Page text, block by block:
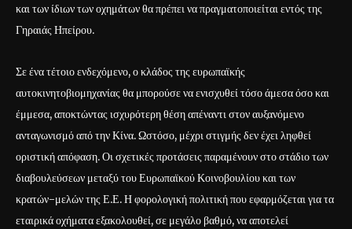
και των ίδιων των οχημάτων θα πρέπει να πραγματοποιείται εντός της
Γηραιάς Ηπείρου.
Σε ένα τέτοιο ενδεχόμενο, ο κλάδος της ευρωπαϊκής
αυτοκινητοβιομηχανίας θα μπορούσε να ενισχυθεί τόσο άμεσα όσο και
έμμεσα, αποκτώντας ισχυρότερη θέση απέναντι στον αυξανόμενο
ανταγωνισμό από την Κίνα. Ωστόσο, μέχρι στιγμής δεν έχει ληφθεί
οριστική απόφαση. Οι σχετικές προτάσεις παραμένουν στο στάδιο των
διαβουλεύσεων μεταξύ του Ευρωπαϊκού Κοινοβουλίου και των
κρατών-μελών της Ε.Ε. Η φορολογική πολιτική που εφαρμόζεται για τα
εταιρικά οχήματα εξακολουθεί, σε μεγάλο βαθμό, να αποτελεί